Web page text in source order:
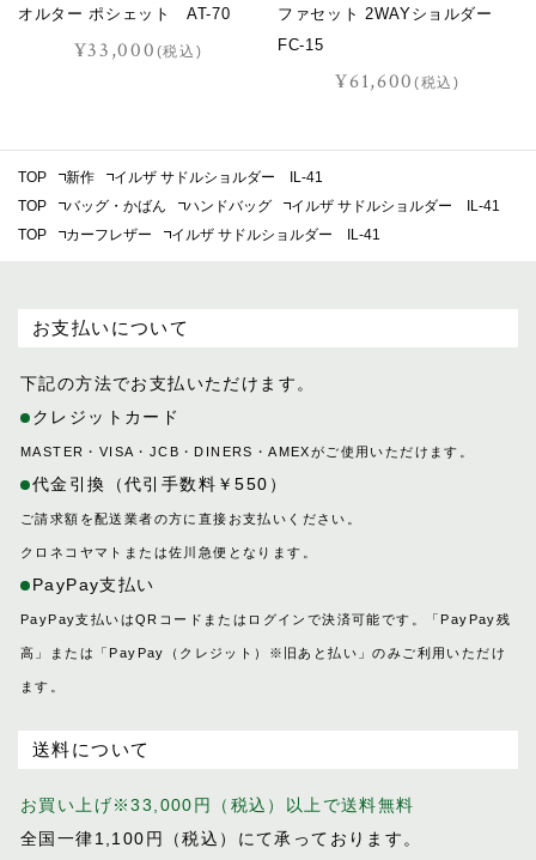
オルター ポシェット AT-70
¥33,000 (税込)
ファセット 2WAYショルダー
FC-15
¥61,600(税込)
TOP 新作
イルザ サドルショルダー IL-41
TOP
バッグ・かばん ハンドバッグ
イルザ サドルショルダー IL-41
TOP
カーフレザー イルザ サドルショルダー IL-41
お支払いについて
下記の方法でお支払いただけます。
クレジットカード
MASTER・VISA・JCB・DINERS・AMEXがご使用いただけます。
代金引換（代引手数料￥550）
ご請求額を配送業者の方に直接お支払いください。
クロネコヤマトまたは佐川急便となります。
PayPay支払い
PayPay支払いはQRコードまたはログインで決済可能です。「PayPay残
高」または「PayPay（クレジット）※旧あと払い」のみご利用いただけ
ます。
送料について
お買い上げ※33,000円（税込）以上で送料無料
全国一律1,100円（税込）にて承っております。